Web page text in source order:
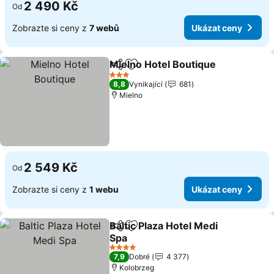
Od 2 490 Kč
Zobrazte si ceny z 7 webů Ukázat ceny
SdíletPřidat na seznam oblíbených
Mielno Hotel Boutique
3 Počet hvězdiček
8,8 Vynikající
681
Mielno
Od 2 549 Kč
Zobrazte si ceny z 1 webu Ukázat ceny
SdíletPřidat na seznam oblíbených
Baltic Plaza Hotel Medi
Spa
Ukázat ceny
4 Počet hvězdiček
7,9 Dobré
4 377
Kolobrzeg